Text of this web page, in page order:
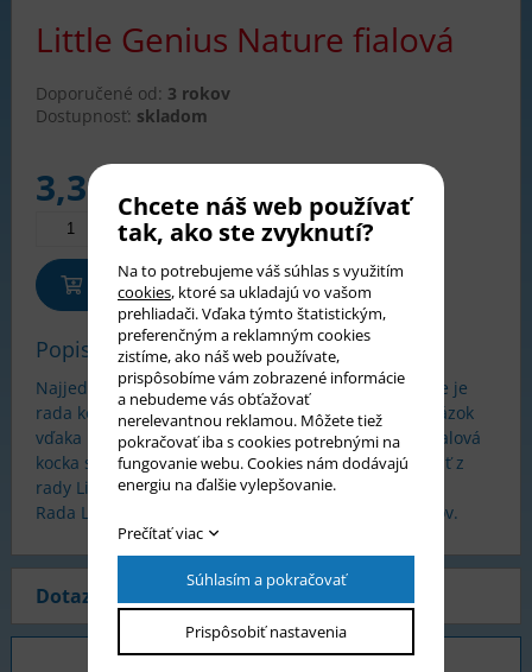
Little Genius Nature fialová
Doporučené od: 3 rokov
Dostupnosť: skladom
3,30 €
Pridať do košíka
Popis tovaru
Najjednoduchšia z kolekcie hlavolamov Happy Cube je
rada kociek Little Genius. Na každom dieliku je obrázok
vďaka ktorému viete, ako má byť dielik natočený. Fialová
kocka s prírodnými motívmi má najvyššiu obtiažnosť z
rady Little Genius - Happy Cube.
Rada Little Genius je určená pre deti od 3 do 7 rokov.
Dotaz na produkt
Chcete náš web používať
tak, ako ste zvyknutí?
Na to potrebujeme váš súhlas s využitím
cookies, ktoré sa ukladajú vo vašom
prehliadači. Vďaka týmto štatistickým,
preferenčným a reklamným cookies
zistíme, ako náš web používate,
prispôsobíme vám zobrazené informácie
a nebudeme vás obťažovať
nerelevantnou reklamou. Môžete tiež
pokračovať iba s cookies potrebnými na
fungovanie webu. Cookies nám dodávajú
energiu na ďalšie vylepšovanie.
Prečítať viac
Súhlasím a pokračovať
Prispôsobiť nastavenia